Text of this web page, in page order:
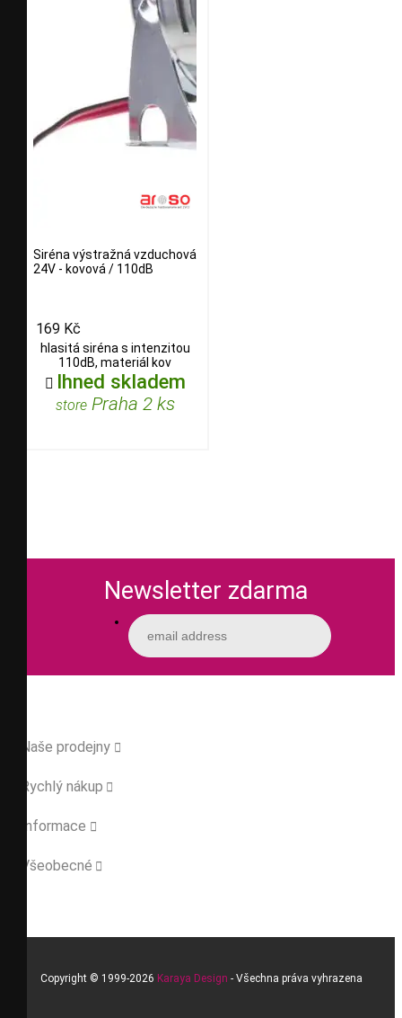
Siréna výstražná vzduchová
24V - kovová / 110dB
169 Kč
hlasitá siréna s intenzitou
110dB, materiál kov
 Ihned skladem
storePraha 2 ks
Newsletter zdarma
Naše prodejny 
Rychlý nákup 
Informace 
Všeobecné 
Copyright © 1999-2026 Karaya Design - Všechna práva vyhrazena